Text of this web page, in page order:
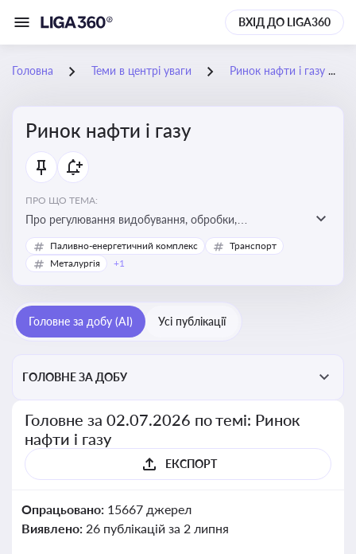
ВХІД ДО LIGA360
Головна Теми в центрі уваги Ринок нафти і газу
Ринок нафти і газу
ПРО ЩО ТЕМА:
Про регулювання видобування, обробки,
транспортування та реалізації нафти й природного
газу, що критично важливо для енергетичної безпеки,
Паливно-енергетичний комплекс
Транспорт
Металургія
+1
Головне за добу (AI) Усі публікації
ГОЛОВНЕ ЗА ДОБУ
Головне за 02.07.2026 по темі: Ринок
нафти і газу
ЕКСПОРТ
Опрацьовано: 15667 джерел
Виявлено: 26 публікацій за 2 липня